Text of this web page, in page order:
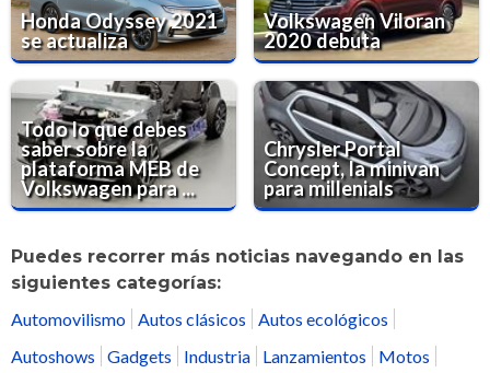
Honda Odyssey 2021
se actualiza
Volkswagen Viloran
2020 debuta
Todo lo que debes
saber sobre la
plataforma MEB de
Volkswagen para ...
Chrysler Portal
Concept, la minivan
para millenials
Puedes recorrer más noticias navegando en las
siguientes categorías:
Automovilismo Autos clásicos
Autos ecológicos
Autoshows
Gadgets Industria Lanzamientos
Motos